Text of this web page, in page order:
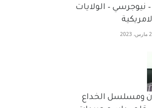
– نيوجرسي – الولايات
2 مارس، 2023
ومسلسل الخداع